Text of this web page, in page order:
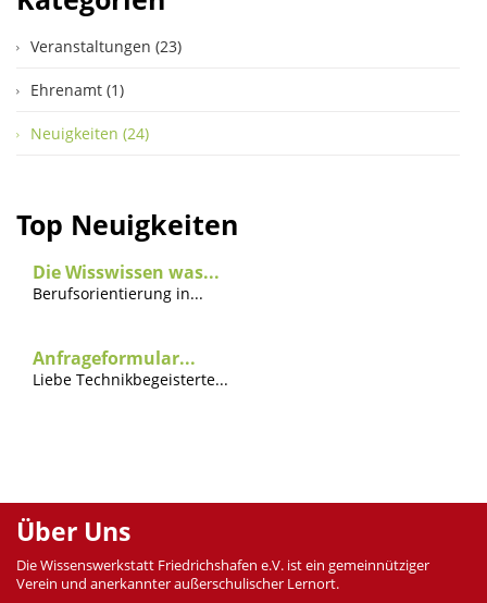
Veranstaltungen (23)
Ehrenamt (1)
Neuigkeiten (24)
Top Neuigkeiten
Die Wisswissen was...
Berufsorientierung in...
Anfrageformular...
Liebe Technikbegeisterte...
Über Uns
Die Wissenswerkstatt Friedrichshafen e.V. ist ein gemeinnütziger
Verein und anerkannter außerschulischer Lernort.